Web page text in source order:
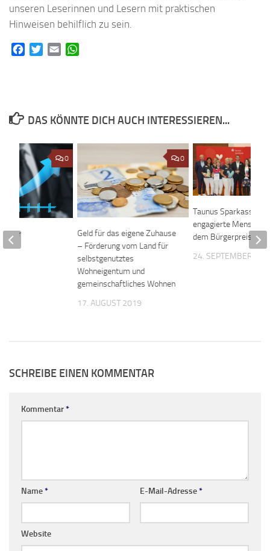
unseren Leserinnen und Lesern mit praktischen
Hinweisen behilflich zu sein.
FacebookTwitterEmail
DAS KÖNNTE DICH AUCH INTERESSIEREN...
0
Geld für das eigene Zuhause
– Förderung vom Land für
selbstgenutztes
Wohneigentum und
gemeinschaftliches Wohnen
17. AUGUST 2019
Taunus Sparkasse
engagierte
dem Bürgerpreis aus
24. SEPTEMBER
0
für
SCHREIBE EINEN KOMMENTAR
Kommentar*
Name* E-Mail-Adresse*
Website